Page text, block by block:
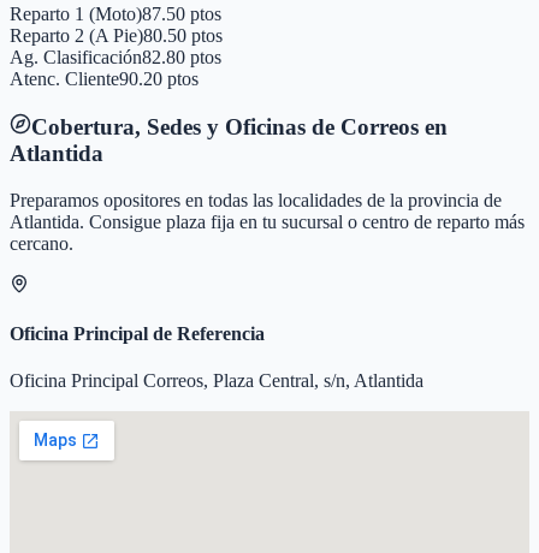
Reparto 1 (Moto)87.50 ptos
Reparto 2 (A Pie)80.50 ptos
Ag. Clasificación82.80 ptos
Atenc. Cliente90.20 ptos
Cobertura, Sedes y Oficinas de Correos en
Atlantida
Preparamos opositores en todas las localidades de la provincia de
Atlantida. Consigue plaza fija en tu sucursal o centro de reparto más
cercano.
Oficina Principal de Referencia
Oficina Principal Correos, Plaza Central, s/n, Atlantida